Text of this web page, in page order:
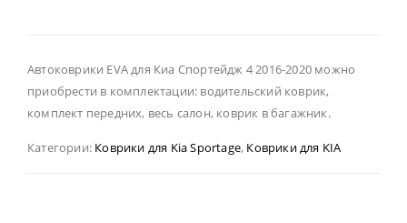
Автоковрики EVA для Киа Спортейдж 4 2016-2020 можно
приобрести в комплектации: водительский коврик,
комплект передних, весь салон, коврик в багажник.
Категории: Коврики для Kia Sportage, Коврики для KIA